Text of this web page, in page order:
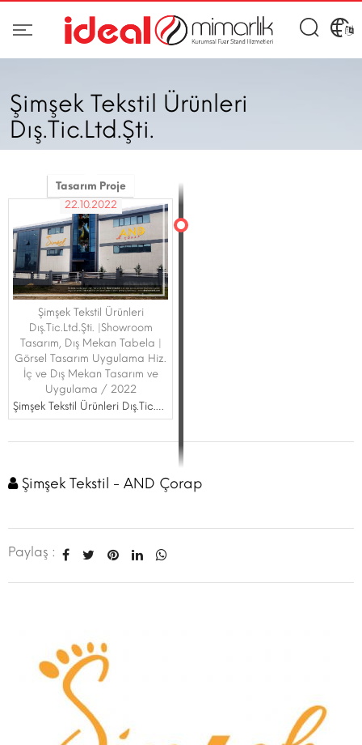
Şimşek Tekstil Ürünleri
Dış.Tic.Ltd.Şti.
Tasarım Proje
22.10.2022
Şimşek Tekstil Ürünleri
Dış.Tic.Ltd.Şti. |Showroom
Tasarım, Dış Mekan Tabela |
Görsel Tasarım Uygulama Hiz.
İç ve Dış Mekan Tasarım ve
Uygulama / 2022
Şimşek Tekstil - AND Çorap
Paylaş :